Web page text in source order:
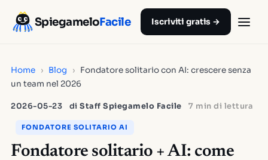
SpiegameloFacile Iscriviti gratis →
Home › Blog › Fondatore solitario con AI: crescere senza
un team nel 2026
2026-05-23 di Staff Spiegamelo Facile 7 min di lettura
FONDATORE SOLITARIO AI
Fondatore solitario + AI: come